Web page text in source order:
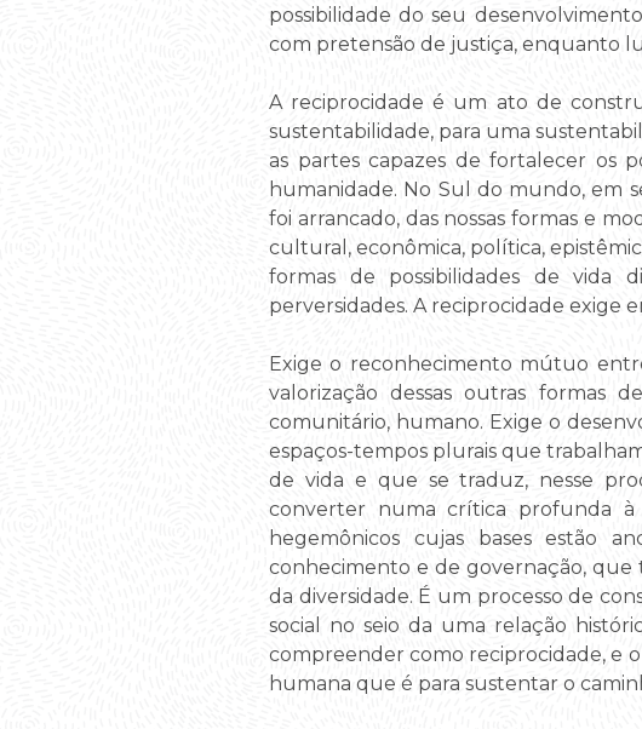
possibilidade do seu
com pretensão de justiça, enquanto
A reciprocidade é um ato de
sustentabilidade, para uma
as partes capazes de fortalecer os
humanidade. No Sul do mundo, em
foi arrancado, das nossas formas e
cultural, econômica, política,
formas de possibilidades de
perversidades. A reciprocidade exige
Exige o reconhecimento mútuo
valorização dessas outras formas
comunitário, humano. Exige o
espaços-tempos plurais que
de vida e que se traduz, nesse
converter numa crítica profunda à
hegemônicos cujas bases estão
conhecimento e de governação, que
da diversidade. É um processo de
social no seio da uma relação
compreender como reciprocidade, e
humana que é para sustentar o